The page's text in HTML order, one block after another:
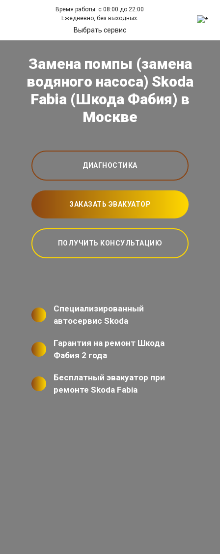
Время работы: с 08:00 до 22:00
Ежедневно, без выходных.
Выбрать сервис
Замена помпы (замена
водяного насоса) Skoda
Fabia (Шкода Фабия) в
Москве
ДИАГНОСТИКА
ЗАКАЗАТЬ ЭВАКУАТОР
ПОЛУЧИТЬ КОНСУЛЬТАЦИЮ
Специализированный
автосервис Skoda
Гарантия на ремонт Шкода
Фабия 2 года
Бесплатный эвакуатор при
ремонте Skoda Fabia